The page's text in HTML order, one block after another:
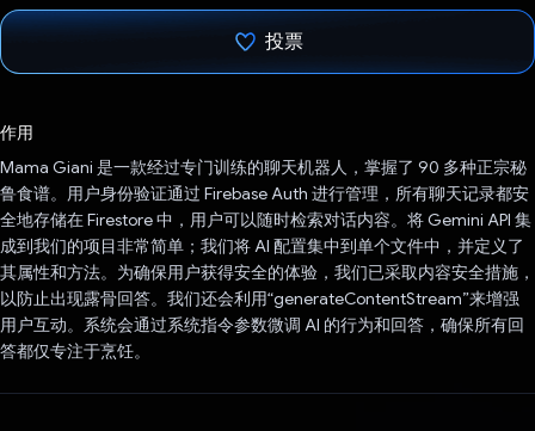
投票
作用
Mama Giani 是一款经过专门训练的聊天机器人，掌握了 90 多种正宗秘
鲁食谱。用户身份验证通过 Firebase Auth 进行管理，所有聊天记录都安
全地存储在 Firestore 中，用户可以随时检索对话内容。将 Gemini API 集
成到我们的项目非常简单；我们将 AI 配置集中到单个文件中，并定义了
其属性和方法。为确保用户获得安全的体验，我们已采取内容安全措施，
以防止出现露骨回答。我们还会利用“generateContentStream”来增强
用户互动。系统会通过系统指令参数微调 AI 的行为和回答，确保所有回
答都仅专注于烹饪。